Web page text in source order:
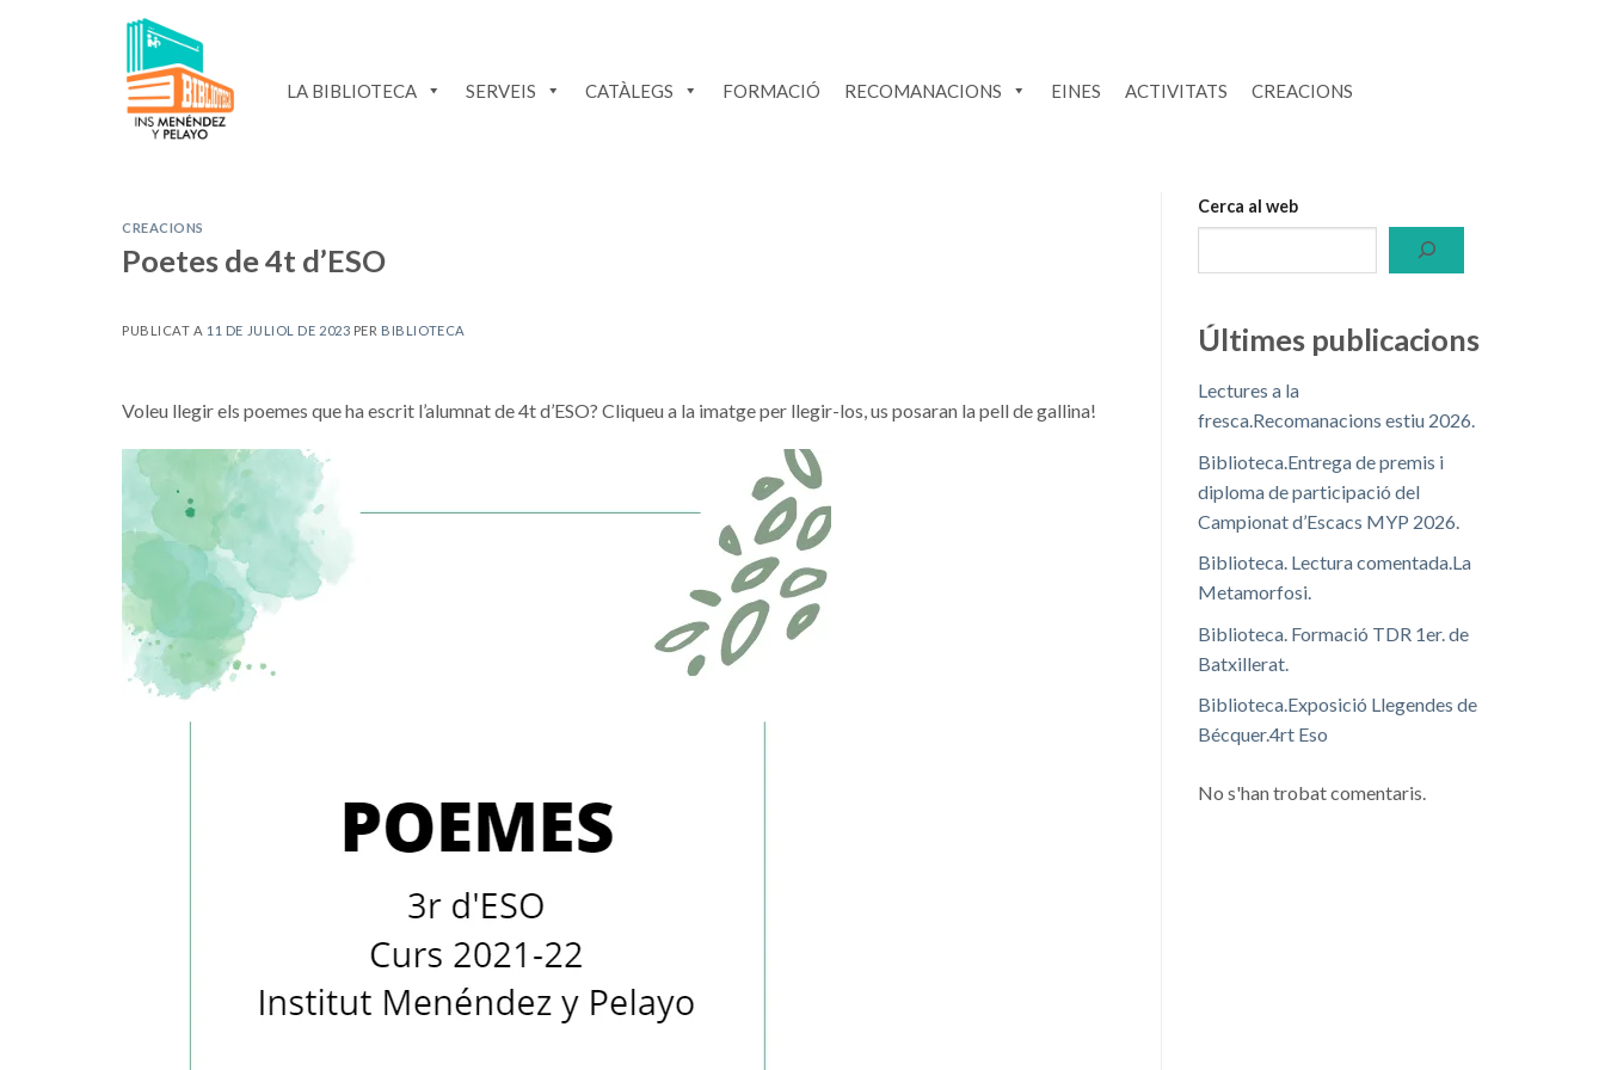
LA BIBLIOTECA SERVEIS CATÀLEGS FORMACIÓ RECOMANACIONS EINES ACTIVITATS CREACIONS
CREACIONS
Poetes de 4t d’ESO
PUBLICAT A 11 DE JULIOL DE 2023 PER BIBLIOTECA
Voleu llegir els poemes que ha escrit l’alumnat de 4t d’ESO? Cliqueu a la imatge per llegir-los, us posaran la pell de gallina!
Cerca al web
Últimes publicacions
Lectures a la
fresca.Recomanacions estiu 2026.
Biblioteca.Entrega de premis i
diploma de participació del
Campionat d’Escacs MYP 2026.
Biblioteca. Lectura comentada.La
Metamorfosi.
Biblioteca. Formació TDR 1er. de
Batxillerat.
Biblioteca.Exposició Llegendes de
Bécquer.4rt Eso
No s'han trobat comentaris.